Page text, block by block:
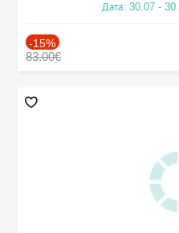
Дата: 30.07 -
-15%
83.00€